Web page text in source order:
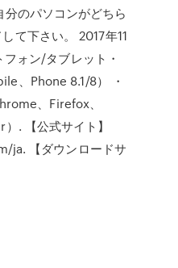
のパソコンがどちら
て下さい。 2017年11
ォン/タブレット・
、Phone 8.1/8） ・
、Firefox、
. 【公式サイト】
ja. 【ダウンロードサ